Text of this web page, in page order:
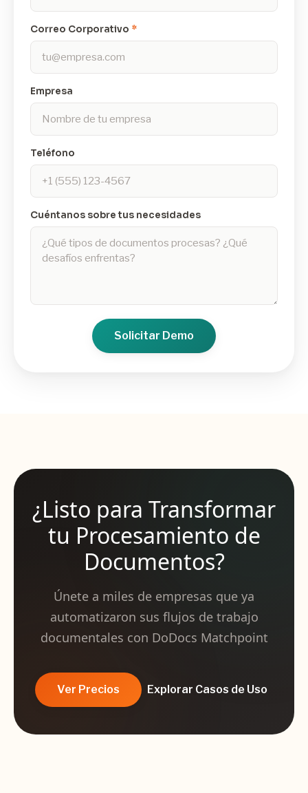
Correo Corporativo *
Empresa
Teléfono
Cuéntanos sobre tus necesidades
Solicitar Demo
¿Listo para Transformar
tu Procesamiento de
Documentos?
Únete a miles de empresas que ya
automatizaron sus flujos de trabajo
documentales con DoDocs Matchpoint
Ver Precios Explorar Casos de Uso